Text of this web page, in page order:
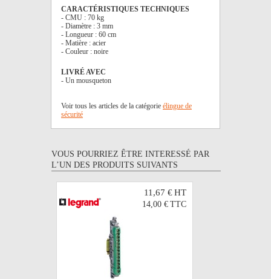
CARACTÉRISTIQUES TECHNIQUES
- CMU : 70 kg
- Diamètre : 3 mm
- Longueur : 60 cm
- Matière : acier
- Couleur : noire
LIVRÉ AVEC
- Un mousqueton
Voir tous les articles de la catégorie élingue de
sécurité
VOUS POURRIEZ ÊTRE INTERESSÉ PAR
L’UN DES PRODUITS SUIVANTS
11,67 €HT
14,00 € TTC